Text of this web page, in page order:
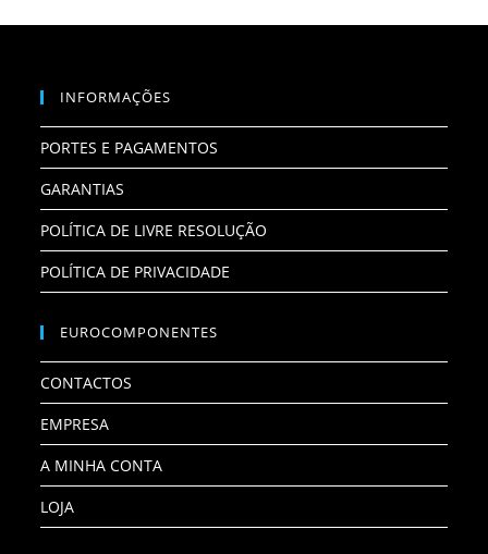
INFORMAÇÕES
PORTES E PAGAMENTOS
GARANTIAS
POLÍTICA DE LIVRE RESOLUÇÃO
POLÍTICA DE PRIVACIDADE
EUROCOMPONENTES
CONTACTOS
EMPRESA
A MINHA CONTA
LOJA